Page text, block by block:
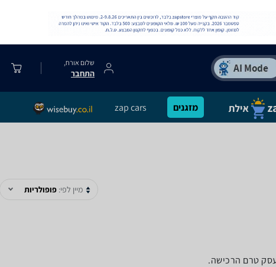
שלום אורח,
התחבר
מזגנים zap cars
מיין לפי: פופולריות
טרם הרכישה.